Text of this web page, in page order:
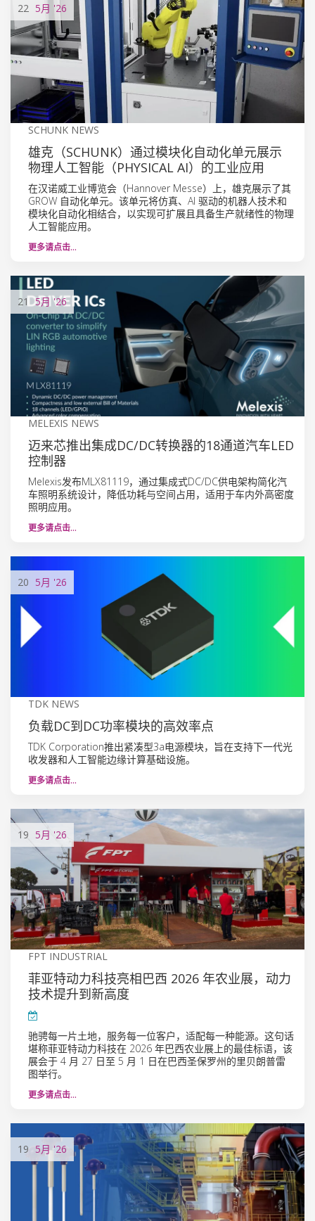
22 5月 '26
SCHUNK NEWS
雄克（SCHUNK）通过模块化自动化单元展示
物理人工智能（PHYSICAL AI）的工业应用
在汉诺威工业博览会（Hannover Messe）上，雄克展示了其
GROW 自动化单元。该单元将仿真、AI 驱动的机器人技术和
模块化自动化相结合，以实现可扩展且具备生产就绪性的物理
人工智能应用。
更多请点击…
21 5月 '26
MELEXIS NEWS
迈来芯推出集成DC/DC转换器的18通道汽车LED
控制器
Melexis发布MLX81119，通过集成式DC/DC供电架构简化汽
车照明系统设计，降低功耗与空间占用，适用于车内外高密度
照明应用。
更多请点击…
20 5月 '26
TDK NEWS
负载DC到DC功率模块的高效率点
TDK Corporation推出紧凑型3a电源模块，旨在支持下一代光
收发器和人工智能边缘计算基础设施。
更多请点击…
19 5月 '26
FPT INDUSTRIAL
菲亚特动力科技亮相巴西 2026 年农业展，动力
技术提升到新高度
驰骋每一片土地，服务每一位客户，适配每一种能源。这句话
堪称菲亚特动力科技在 2026 年巴西农业展上的最佳标语，该
展会于 4 月 27 日至 5 月 1 日在巴西圣保罗州的里贝朗普雷
图举行。
更多请点击…
19 5月'26